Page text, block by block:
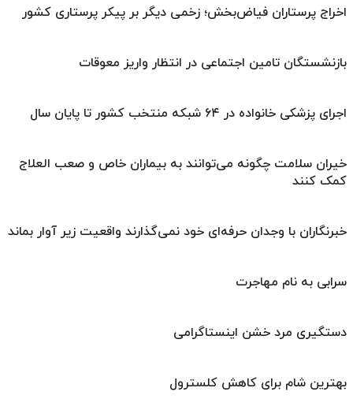
اخراج پرستاران فیاض‌بخش؛ زخمی دیگر بر پیکر پرستاری کشور
بازنشستگان تامین اجتماعی در انتظار واریز معوقات
اجرای پزشکی خانواده در ۶۴ شبکه منتخب کشور تا پایان سال
خیران سلامت چگونه می‌توانند به بیماران خاص و صعب العلاج
کمک کنند
خبرنگاران با وجدان حرفه‌ای خود نمی‌گذارند واقعیت زیر آوار بماند
سرابی به نام مهاجرت
دستگیری مرد خشن اینستاگرامی
بهترین شام برای کاهش کلسترول